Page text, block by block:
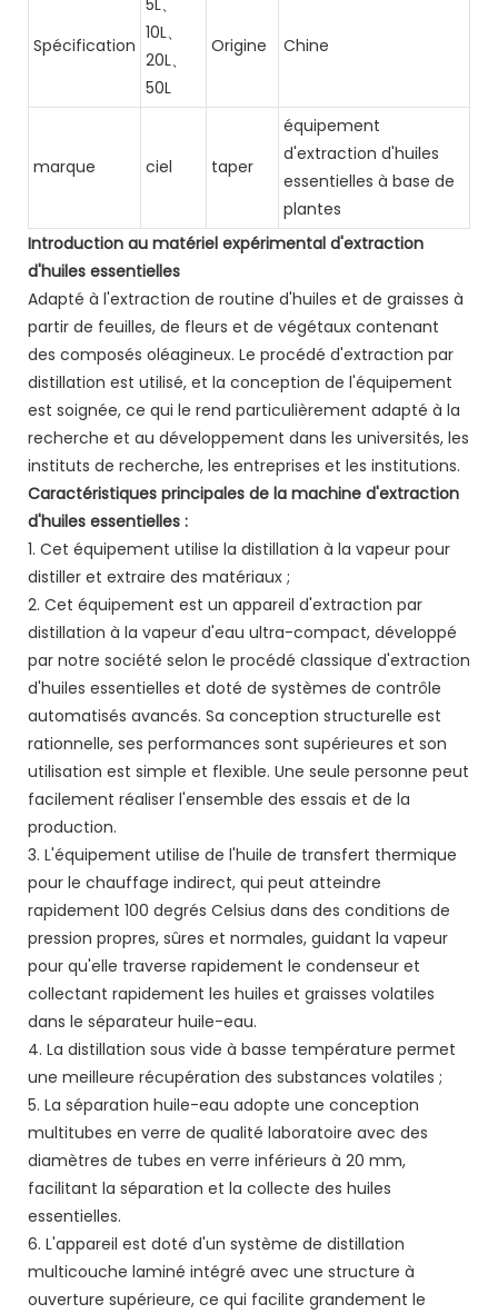
Spécification
10L、
20L、
50L
Origine Chine
marque ciel taper
équipement
d'extraction d'huiles
essentielles à base de
plantes
Introduction au matériel expérimental d'extraction
d'huiles essentielles
Adapté à l'extraction de routine d'huiles et de graisses à
partir de feuilles, de fleurs et de végétaux contenant
des composés oléagineux. Le procédé d'extraction par
distillation est utilisé, et la conception de l'équipement
est soignée, ce qui le rend particulièrement adapté à la
recherche et au développement dans les universités, les
instituts de recherche, les entreprises et les institutions.
Caractéristiques principales de la machine d'extraction
d'huiles essentielles :
1. Cet équipement utilise la distillation à la vapeur pour
distiller et extraire des matériaux ;
2. Cet équipement est un appareil d'extraction par
distillation à la vapeur d'eau ultra-compact, développé
par notre société selon le procédé classique d'extraction
d'huiles essentielles et doté de systèmes de contrôle
automatisés avancés. Sa conception structurelle est
rationnelle, ses performances sont supérieures et son
utilisation est simple et flexible. Une seule personne peut
facilement réaliser l'ensemble des essais et de la
production.
3. L'équipement utilise de l'huile de transfert thermique
pour le chauffage indirect, qui peut atteindre
rapidement 100 degrés Celsius dans des conditions de
pression propres, sûres et normales, guidant la vapeur
pour qu'elle traverse rapidement le condenseur et
collectant rapidement les huiles et graisses volatiles
dans le séparateur huile-eau.
4. La distillation sous vide à basse température permet
une meilleure récupération des substances volatiles ;
5. La séparation huile-eau adopte une conception
multitubes en verre de qualité laboratoire avec des
diamètres de tubes en verre inférieurs à 20 mm,
facilitant la séparation et la collecte des huiles
essentielles.
6. L'appareil est doté d'un système de distillation
multicouche laminé intégré avec une structure à
ouverture supérieure, ce qui facilite grandement le